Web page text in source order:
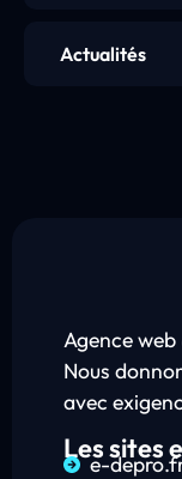
Actualités
Agence web
Nous
avec
Les sites
e-